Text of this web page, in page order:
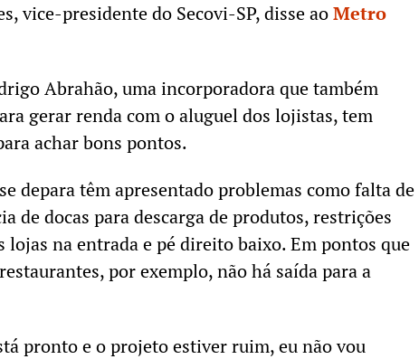
vice-presidente do Secovi-SP, disse aoMetro
Abrahão, uma incorporadora que também
gerar renda com o aluguel dos lojistas, tem
achar bons pontos.
depara têm apresentado problemas como falta de
de docas para descarga de produtos, restrições
lojas na entrada e pé direito baixo. Em pontos que
por exemplo, não há saída para a
pronto e o projeto estiver ruim, eu não vou